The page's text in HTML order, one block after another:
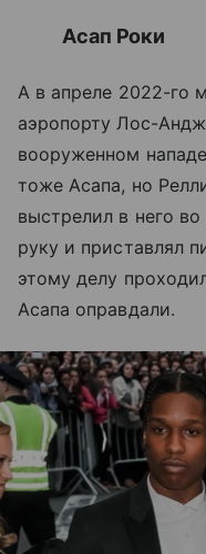
Асап Роки
А в апреле 2022-го
аэропорту Лос-
вооруженном
тоже Асапа, но
выстрелил в него
руку и приставлял
этому делу
Асапа оправдали.